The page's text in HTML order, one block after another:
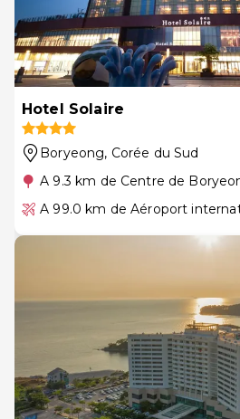
Hotel Solaire
Boryeong, Corée du Sud
A 9.3 km de Centre de
A 99.0 km de Aéroport